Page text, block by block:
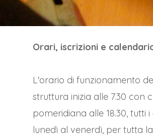
Orari, iscrizioni e
L'orario di funzionamento
struttura inizia alle 7.30 con
pomeridiana alle 18.30, tutti
lunedì al venerdì, per tutta